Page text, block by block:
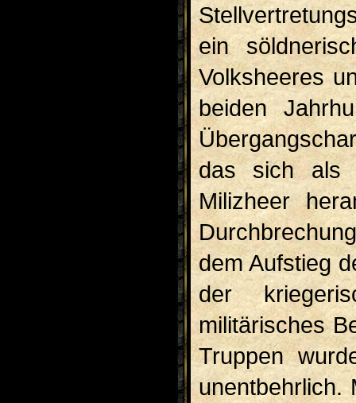
ein
Volksheeres
beiden
das sich als
Milizheer
dem Auf­stieg
der
militärisches
Truppen
unentbehrlich.